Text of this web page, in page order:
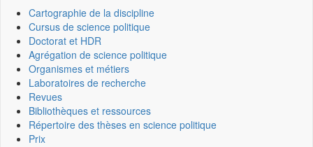
Cartographie de la discipline
Cursus de science politique
Doctorat et HDR
Agrégation de science politique
Organismes et métiers
Laboratoires de recherche
Revues
Bibliothèques et ressources
Répertoire des thèses en science politique
Prix